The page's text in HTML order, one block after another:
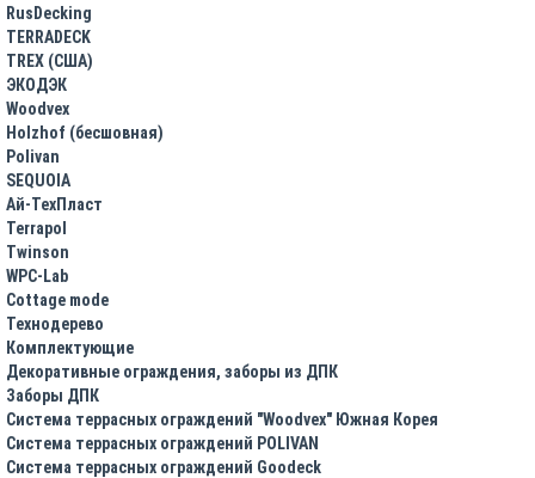
RusDecking
TERRADECK
TREX (США)
ЭКОДЭК
Woodvex
Holzhof (бесшовная)
Polivan
SEQUOIA
Ай-ТехПласт
Terrapol
Twinson
WPC-Lab
Cottage mode
Технодерево
Комплектующие
Декоративные ограждения, заборы из ДПК
Заборы ДПК
Система террасных ограждений "Woodvex" Южная Корея
Система террасных ограждений POLIVAN
Система террасных ограждений Goodeck